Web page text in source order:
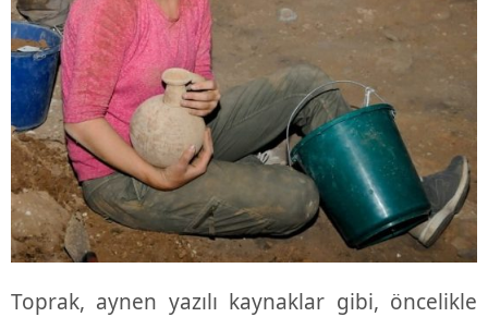
Toprak, aynen yazılı kaynaklar gibi, öncelikle